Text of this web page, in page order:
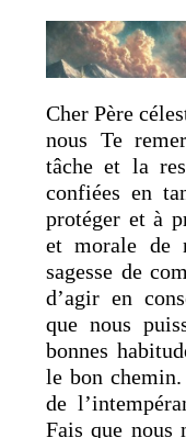
Cher Père
nous Te
tâche et la
confiées en
protéger et à
et morale de
sagesse de
d’agir en
que nous
bonnes
le bon
de
Fais que nous